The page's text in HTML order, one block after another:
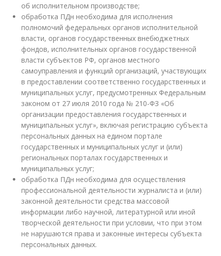
об исполнительном производстве;
обработка ПДн необходима для исполнения
полномочий федеральных органов исполнительной
власти, органов государственных внебюджетных
фондов, исполнительных органов государственной
власти субъектов РФ, органов местного
самоуправления и функций организаций, участвующих
в предоставлении соответственно государственных и
муниципальных услуг, предусмотренных Федеральным
законом от 27 июля 2010 года № 210-ФЗ «Об
организации предоставления государственных и
муниципальных услуг», включая регистрацию субъекта
персональных данных на едином портале
государственных и муниципальных услуг и (или)
региональных порталах государственных и
муниципальных услуг;
обработка ПДн необходима для осуществления
профессиональной деятельности журналиста и (или)
законной деятельности средства массовой
информации либо научной, литературной или иной
творческой деятельности при условии, что при этом
не нарушаются права и законные интересы субъекта
персональных данных.